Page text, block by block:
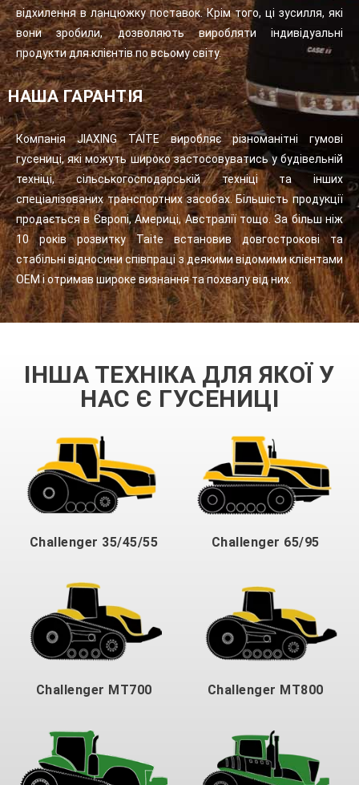
відхилення в ланцюжку поставок. Крім того, ці зусилля, які
вони зробили, дозволяють виробляти індивідуальні
продукти для клієнтів по всьому світу.
НАША ГАРАНТІЯ
Компанія JIAXING TAITE виробляє різноманітні гумові
гусениці, які можуть широко застосовуватись у будівельній
техніці, сільськогосподарській техніці та інших
спеціалізованих транспортних засобах. Більшість продукції
продається в Європі, Америці, Австралії тощо. За більш ніж
10 років розвитку Taite встановив довгострокові та
стабільні відносини співпраці з деякими відомими клієнтами
OEM і отримав широке визнання та похвалу від них.
ІНША ТЕХНІКА ДЛЯ ЯКОЇ У
НАС Є ГУСЕНИЦІ
Challenger 35/45/55 Challenger 65/95
Challenger MT700 Challenger MT800